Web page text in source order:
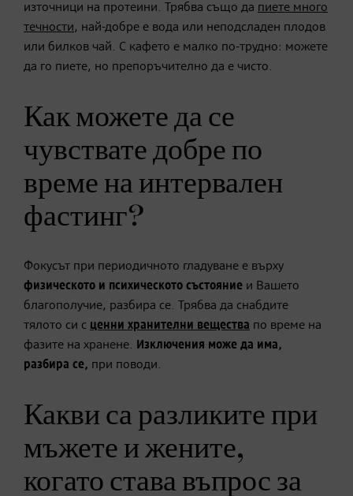
източници на протеини. Трябва също да пиете много
течности, най-добре е вода или неподсладен плодов
или билков чай. С кафето е малко по-трудно: можете
да го пиете, но препоръчително да е чисто.
Как можете да се
чувствате добре по
време на интервален
фастинг?
Фокусът при периодичното гладуване е върху
физическото и психическото състояние и Вашето
благополучие, разбира се. Трябва да снабдите
тялото си с ценни хранителни вещества по време на
фазите на хранене. Изключения може да има,
разбира се, при поводи.
Какви са разликите при
мъжете и жените,
когато става въпрос за